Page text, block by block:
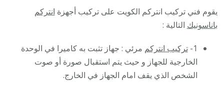
يقوم فني تركيب انتركم الكويت على تركيب أجهزة انتركم
باناسونيك التالية :
1- تركيب انتركم مرئي : جهاز تثبت به كاميرا في الوحدة
الخارجية للجهاز و حيث يتم استقبال صورة أو صوت
الشخص الذي يقف امام الجهاز في الخارج.